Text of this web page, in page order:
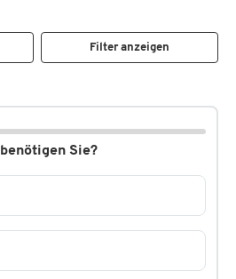
Filter anzeigen
Sie?